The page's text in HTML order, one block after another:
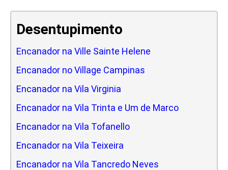
Desentupimento
Encanador na Ville Sainte Helene
Encanador no Village Campinas
Encanador na Vila Virginia
Encanador na Vila Trinta e Um de Marco
Encanador na Vila Tofanello
Encanador na Vila Teixeira
Encanador na Vila Tancredo Neves